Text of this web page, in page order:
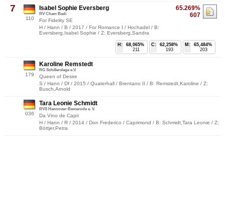
7
110
65.269%
607
Isabel Sophie Eversberg
RV Cham Badi
For Fidelity SE
H / Hann / B / 2017 / For Romance I / Hochadel / B:
Eversberg,Isabel Sophie / Z: Eversberg,Sandra
M:
65,484%
203
C:
62,258%
193
H:
68,065%
211
179
Karoline Remstedt
RG Schillerslage e.V.
Queen of Desire
S / Hann / Df / 2015 / Quaterhall / Brentano II / B: Remstedt,Karoline / Z:
Busch,Arnold
036
Tara Leonie Schmidt
RVS Hannover-Bemerode e. V.
Da Vino de Capri
H / Hann / R / 2014 / Don Frederico / Caprimond / B: Schmidt,Tara Leonie / Z:
Böttjer,Petra